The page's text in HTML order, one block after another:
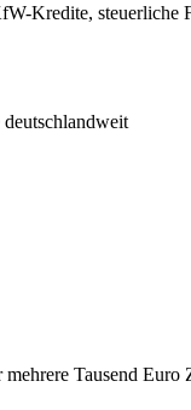
Kredite, steuerliche
Tausend Euro